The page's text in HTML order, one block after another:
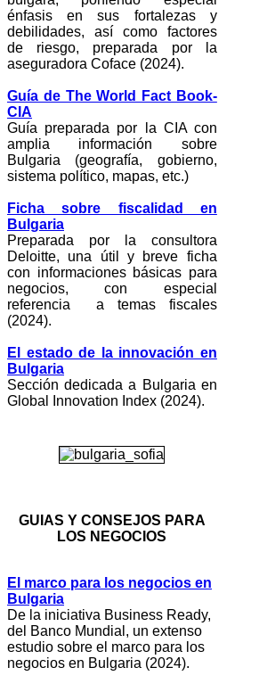
énfasis en sus fortalezas y
debilidades, así como factores
de riesgo, preparada por la
aseguradora Coface (2024).
Guía de The World Fact Book-
CIA
Guía preparada por la CIA con
amplia información sobre
Bulgaria (geografía, gobierno,
sistema político, mapas, etc.)
Ficha sobre fiscalidad en
Bulgaria
Preparada por la consultora
Deloitte, una útil y breve ficha
con informaciones básicas para
negocios, con especial
referencia a temas fiscales
(2024).
El estado de la innovación en
Bulgaria
Sección dedicada a Bulgaria en
Global Innovation Index (2024).
GUIAS Y CONSEJOS PARA
LOS NEGOCIOS
El marco para los negocios en
Bulgaria
De la iniciativa Business Ready,
del Banco Mundial, un extenso
estudio sobre el marco para los
negocios en Bulgaria (2024).